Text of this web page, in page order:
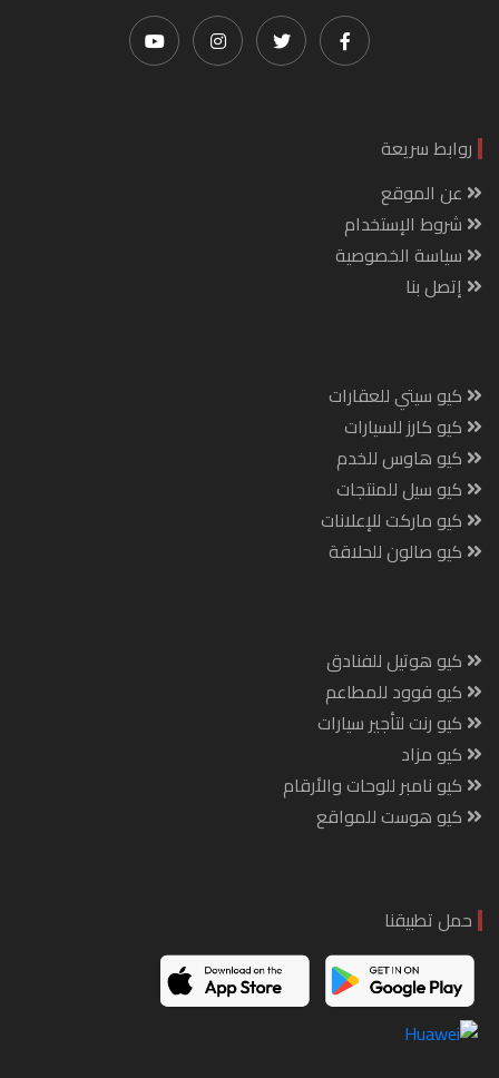
روابط سريعة
عن الموقع
شروط الإستخدام
سياسة الخصوصية
إتصل بنا
كيو سيتي للعقارات
كيو كارز للسيارات
كيو هاوس للخدم
كيو سيل للمنتجات
كيو ماركت للإعلانات
كيو صالون للحلاقة
كيو هوتيل للفنادق
كيو فوود للمطاعم
كيو رنت لتأجير سيارات
كيو مزاد
كيو نامبر للوحات والأرقام
كيو هوست للمواقع
حمل تطبيقنا